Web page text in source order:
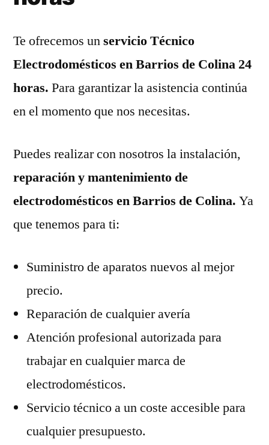
Te ofrecemos unservicio Técnico
Electrodomésticos en Barrios de Colina 24
horas. Para garantizar la asistencia continúa
en el momento que nos necesitas.
Puedes realizar con nosotros la instalación,
reparación y mantenimiento de
electrodomésticos en Barrios de Colina. Ya
que tenemos para ti:
Suministro de aparatos nuevos al mejor
precio.
Reparación de cualquier avería
Atención profesional autorizada para
trabajar en cualquier marca de
electrodomésticos.
Servicio técnico a un coste accesible para
cualquier presupuesto.